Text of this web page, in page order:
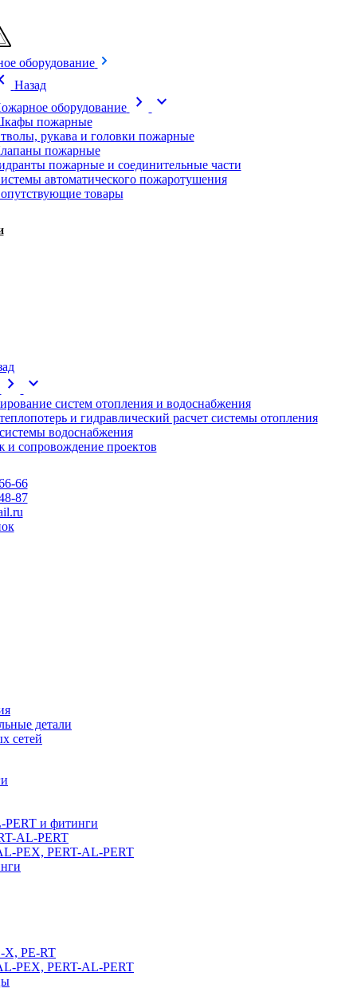
оборудование
Назад
оборудование
chevron_right expand_more
пожарные
рукава и головки пожарные
пожарные
пожарные и соединительные части
автоматического пожаротушения
товары
chevron_right expand_more
систем отопления и водоснабжения
и гидравлический расчет системы отопления
водоснабжения
и сопровождение проектов
66
87
детали
сетей
PERT и фитинги
AL-PERT
PEX, PERT-AL-PERT
X, PE-RT
PEX, PERT-AL-PERT